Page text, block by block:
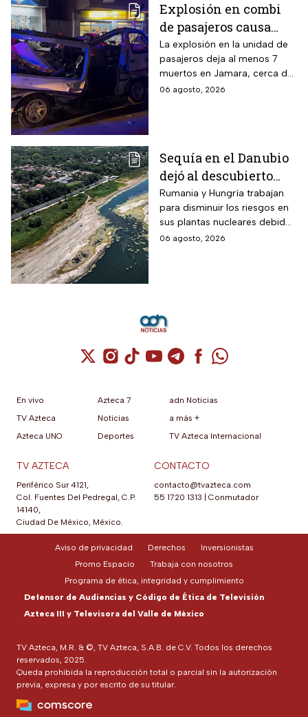
Explosión en combi
de pasajeros causa
terror en las calles de
Jaramana en Damasco
La explosión en la unidad de
pasajeros deja al menos 7
muertos en Jamara, cerca de
Damasco; autoridades
06 agosto, 2026
Sequía en el Danubio
dejó al descubierto
buques de la Segunda
Guerra Mundial
Rumania y Hungría trabajan
para disminuir los riesgos en
sus plantas nucleares debido
a los mínimos históricos
06 agosto, 2026
Cuenta de X / Twitter (se abre en una
Cuenta de Instagram (se abre en una
Cuenta de TikTok (se abre en
Cuenta de YouTube (se abre
Cuenta de Telegram (se
Cuenta de
Cuenta de
En vivo
TV Azteca
Azteca UNO
Azteca 7
Noticias
Deportes
adn Noticias
a más +
TV Azteca Internacional
TV AZTECA
Periférico Sur 4121,
Col. Fuentes Del Pedregal, C.P.
14140,
Ciudad De México, México.
CONTACTO
contacto@tvazteca.com
55 1720 1313
Conmutador
TV Azteca, M.R. & ©, TV Azteca, S.A.B. de C.V. Todos los derechos
reservados, 2025.
Queda prohibida la reproducción total o parcial sin la autorización
previa, expresa y por escrito de su titular.
Aviso de privacidad Derechos
Inversionistas
Promo Espacio
Trabaja con nosotros
Programa de ética, integridad y cumplimiento
Defensor de Audiencias y Código de Ética de Televisión
Azteca III y Televisora del Valle de México